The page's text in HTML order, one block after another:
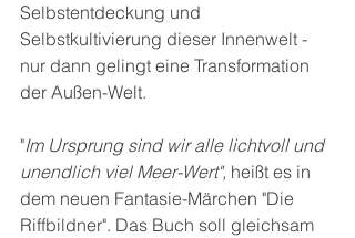
Selbstentdeckung und
Selbstkultivierung dieser Innenwelt -
nur dann gelingt eine Transformation
der Außen-Welt.
"Im Ursprung sind wir alle lichtvoll und
unendlich viel Meer-Wert", heißt es in
dem neuen Fantasie-Märchen "Die
Riffbildner". Das Buch soll gleichsam